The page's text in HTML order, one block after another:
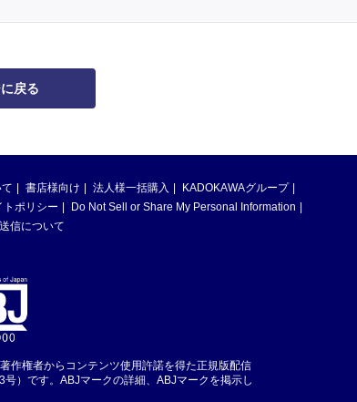
戻る
書店様向け 法人様一括購入
KADOKAWAグループ
トポリシー
Do Not Sell or Share My Personal Information
信について
作権者からコンテンツ使用許諾を得た正規版配信
）です。ABJマークの詳細、ABJマークを掲示し